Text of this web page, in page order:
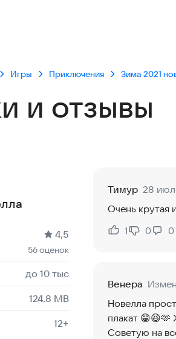
Игры Приключения Зима 2021
и отзывы
MB 4,5
56 оценок
до 10 тыс
124.8 MB
12+
Тимур 28
Очень крутая
Нравится:
1
Не
0 0
Венера
Новелла
плакат
Советую на